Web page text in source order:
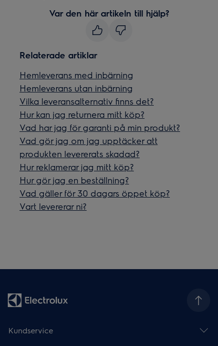
Var den här artikeln till hjälp?
Relaterade artiklar
Hemleverans med inbärning
Hemleverans utan inbärning
Vilka leveransalternativ finns det?
Hur kan jag returnera mitt köp?
Vad har jag för garanti på min produkt?
Vad gör jag om jag upptäcker att
produkten levererats skadad?
Hur reklamerar jag mitt köp?
Hur gör jag en beställning?
Vad gäller för 30 dagars öppet köp?
Vart levererar ni?
Kundservice